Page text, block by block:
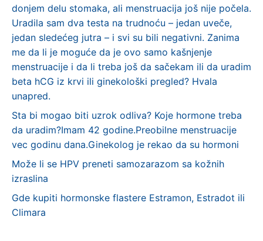
donjem delu stomaka, ali menstruacija još nije počela.
Uradila sam dva testa na trudnoću – jedan uveče,
jedan sledećeg jutra – i svi su bili negativni. Zanima
me da li je moguće da je ovo samo kašnjenje
menstruacije i da li treba još da sačekam ili da uradim
beta hCG iz krvi ili ginekološki pregled? Hvala
unapred.
Sta bi mogao biti uzrok odliva? Koje hormone treba
da uradim?Imam 42 godine.Preobilne menstruacije
vec godinu dana.Ginekolog je rekao da su hormoni
Može li se HPV preneti samozarazom sa kožnih
izraslina
Gde kupiti hormonske flastere Estramon, Estradot ili
Climara